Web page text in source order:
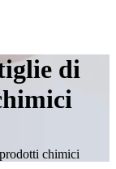
di
chimici